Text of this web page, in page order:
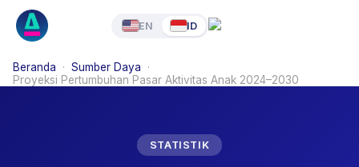
EN ID
Beranda · Sumber Daya
·
Proyeksi Pertumbuhan Pasar Aktivitas Anak 2024–2030
STATISTIK